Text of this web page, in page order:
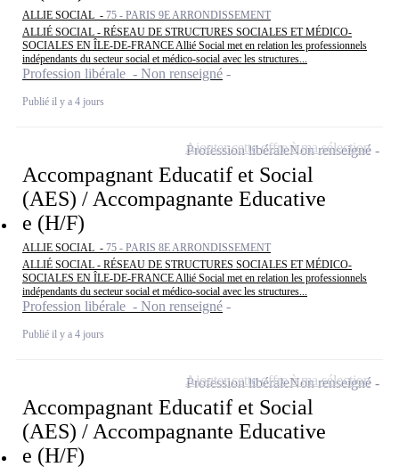
ALLIE SOCIAL - 75 - PARIS 9E ARRONDISSEMENT
ALLIÉ SOCIAL - RÉSEAU DE STRUCTURES SOCIALES ET MÉDICO-
SOCIALES EN ÎLE-DE-FRANCE Allié Social met en relation les professionnels
indépendants du secteur social et médico-social avec les structures...
Profession libérale - Non renseigné
Publié il y a 4 jours
Accompagnant Educatif et Social
(AES) / Accompagnante Educative
e (H/F)
ALLIE SOCIAL - 75 - PARIS 8E ARRONDISSEMENT
ALLIÉ SOCIAL - RÉSEAU DE STRUCTURES SOCIALES ET MÉDICO-
SOCIALES EN ÎLE-DE-FRANCE Allié Social met en relation les professionnels
indépendants du secteur social et médico-social avec les structures...
Profession libérale - Non renseigné
Publié il y a 4 jours
Profession libéraleNon renseigné
Ajouter cette offre à ma sélection
Accompagnant Educatif et Social
(AES) / Accompagnante Educative
e (H/F)
Profession libéraleNon renseigné
Ajouter cette offre à ma sélection